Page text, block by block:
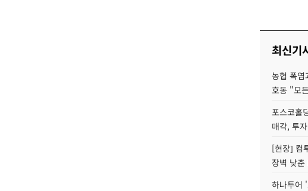
최신기
농협 폭염
호동 "모
포스코홀
매각, 투
[현장] 컴
장벽 낮춘
하나투어